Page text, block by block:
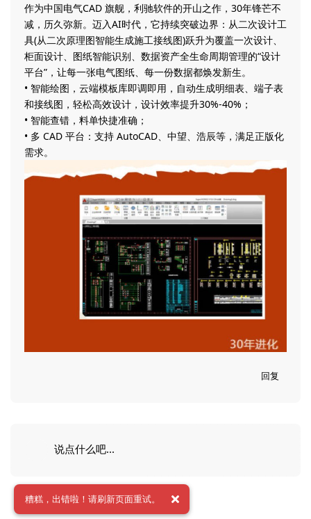
作为中国电气CAD 旗舰，利驰软件的开山之作，30年锋芒不
减，历久弥新。迈入AI时代，它持续突破边界：从二次设计工
具(从二次原理图智能生成施工接线图)跃升为覆盖一次设计、
柜面设计、图纸智能识别、数据资产全生命周期管理的“设计
平台”，让每一张电气图纸、每一份数据都焕发新生。
• 智能绘图，云端模板库即调即用，自动生成明细表、端子表
和接线图，轻松高效设计，设计效率提升30%-40%；
• 智能查错，料单快捷准确；
• 多 CAD 平台：支持 AutoCAD、中望、浩辰等，满足正版化
需求。
回复
说点什么吧...
推荐阅读
糟糕，出错啦！请刷新页面重试。